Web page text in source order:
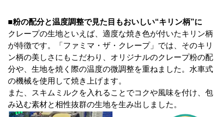
■粉の配分と温度調整で見た目もおいしい“キリン柄”に
クレープの生地といえば、適度な焼き色が付いたキリン柄
が特徴です。「ファミマ・ザ・クレープ」では、そのキリ
ン柄の美しさにもこだわり、オリジナルのクレープ粉の配
分や、生地を焼く際の温度の微調整を重ねました。水車式
の機械を使用して焼き上げます。
また、スキムミルクを入れることでコクや風味を付け、包
み込む素材と相性抜群の生地を生み出しました。